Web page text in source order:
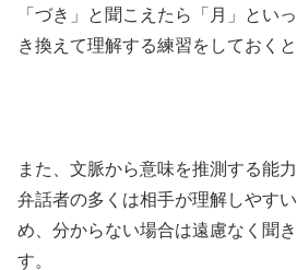
「づき」と聞こえたら「月」とい
き換えて理解する練習をしておくと
また、文脈から意味を推測する能
弁話者の多くは相手が理解しやす
め、分からない場合は遠慮なく聞
す。